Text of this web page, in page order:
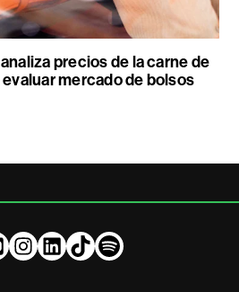
precios de la carne de
mercado de bolsos